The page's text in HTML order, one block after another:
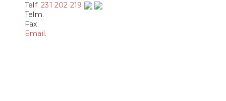
Telf.231 202 219
Telm.
Fax.
Email.